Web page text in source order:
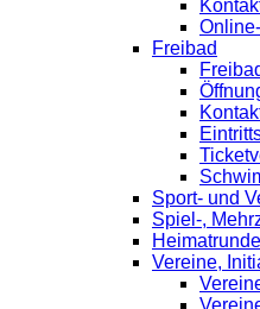
Freibad
Sport- und
Spiel-,
Heimatrunde
Vereine,